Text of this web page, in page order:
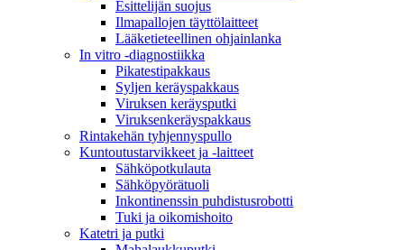
Esittelijän suojus
Ilmapallojen täyttölaitteet
Lääketieteellinen ohjainlanka
In vitro -diagnostiikka
Pikatestipakkaus
Syljen keräyspakkaus
Viruksen keräysputki
Viruksenkeräyspakkaus
Rintakehän tyhjennyspullo
Kuntoutustarvikkeet ja -laitteet
Sähköpotkulauta
Sähköpyörätuoli
Inkontinenssin puhdistusrobotti
Tuki ja oikomishoito
Katetri ja putki